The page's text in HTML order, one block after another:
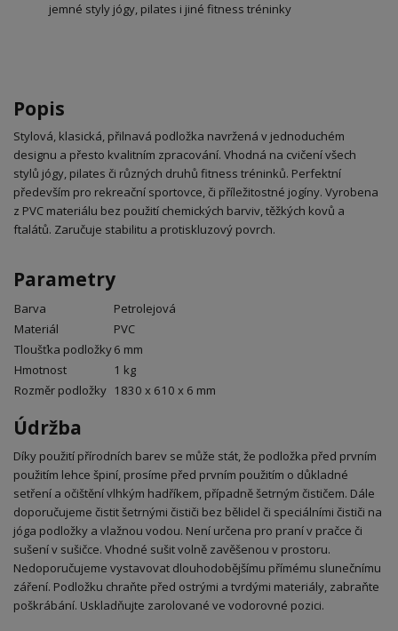
jemné styly jógy, pilates i jiné fitness tréninky
Popis
Stylová, klasická, přilnavá podložka navržená v jednoduchém
designu a přesto kvalitním zpracování. Vhodná na cvičení všech
stylů jógy, pilates či různých druhů fitness tréninků. Perfektní
především pro rekreační sportovce, či příležitostné jogíny. Vyrobena
z PVC materiálu bez použití chemických barviv, těžkých kovů a
ftalátů. Zaručuje stabilitu a protiskluzový povrch.
Parametry
Barva
Petrolejová
Materiál
PVC
Tloušťka podložky6 mm
Hmotnost
1 kg
Rozměr podložky 1830 x 610 x 6 mm
Údržba
Díky použití přírodních barev se může stát, že podložka před prvním
použitím lehce špiní, prosíme před prvním použitím o důkladné
setření a očištění vlhkým hadříkem, případně šetrným čističem. Dále
doporučujeme čistit šetrnými čističi bez bělidel či speciálními čističi na
jóga podložky a vlažnou vodou. Není určena pro praní v pračce či
sušení v sušičce. Vhodné sušit volně zavěšenou v prostoru.
Nedoporučujeme vystavovat dlouhodobějšímu přímému slunečnímu
záření. Podložku chraňte před ostrými a tvrdými materiály, zabraňte
poškrábání. Uskladňujte zarolované ve vodorovné pozici.